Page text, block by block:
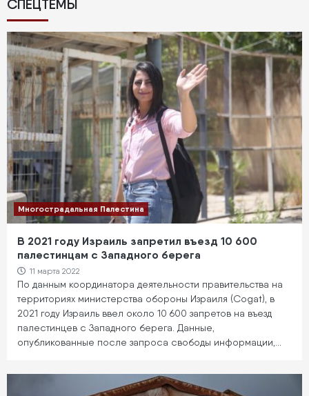
СПЕЦТЕМЫ
Многострадальная Палестина
В 2021 году Израиль запретил въезд 10 600
палестинцам с Западного берега
11 марта 2022
По данным координатора деятельности правительства на
территориях министерства обороны Израиля (Cogat), в
2021 году Израиль ввел около 10 600 запретов на въезд
палестинцев с Западного берега. Данные,
опубликованные после запроса свободы информации,…